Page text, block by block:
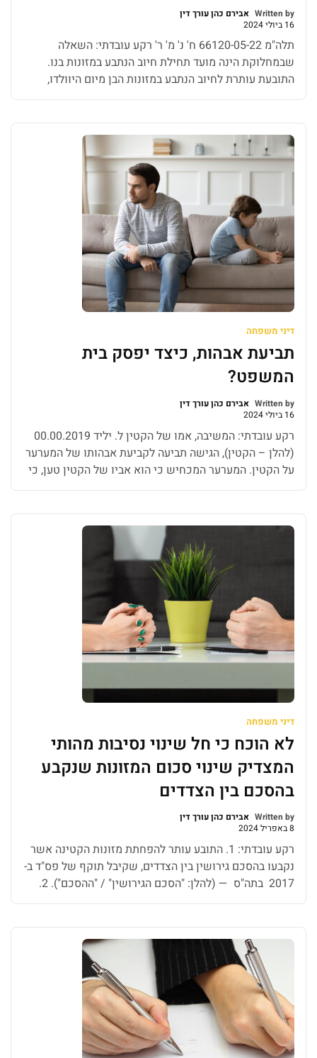
Written by אבירם כהן עורך דין
16 ביולי 2024
תלה"מ 66120-05-22 ח' נ' מ' ר' רקע עובדתי: השאלה
שבמחלוקת הינה מועד תחילת חיוב הנתבע במזונות בנו.
התובעת עותרת לחיוב הנתבע במזונות הבן מיום היוולדו,
בו בית הדין הרבני, כאב, מיום 30.7.23. כבר בפתח הדבר
יובהר […]
דיני משפחה
תביעת אבהות, כיצד יפסק בית
המשפט?
Written by אבירם כהן עורך דין
16 ביולי 2024
רקע עובדתי: המשיבה, אמו של הקטין ל. יליד 00.00.2019
(להלן – הקטין), הגישה תביעה לקביעת אבהותו של המערער
על הקטין. המערער המכחיש כי הוא אביו של הקטין טען, כי
דיני משפחה
לא הוכח כי חל שינוי נסיבות מהותי
המצדיק שינוי סכום המזונות שנקבע
בהסכם בין הצדדים
Written by אבירם כהן עורך דין
8 באפריל 2024
רקע עובדתי: 1. התובע עותר להפחתת מזונות הקטינה אשר
נקבעו בהסכם גירושין בין הצדדים, שקיבל תוקף של פס"ד ב-
2017 בתה"ס — (להלן: "הסכם הגירושין" / "ההסכם"). 2.
התחייבות לשאת במזונות הקטינה בסך 1,800 ₪ […]